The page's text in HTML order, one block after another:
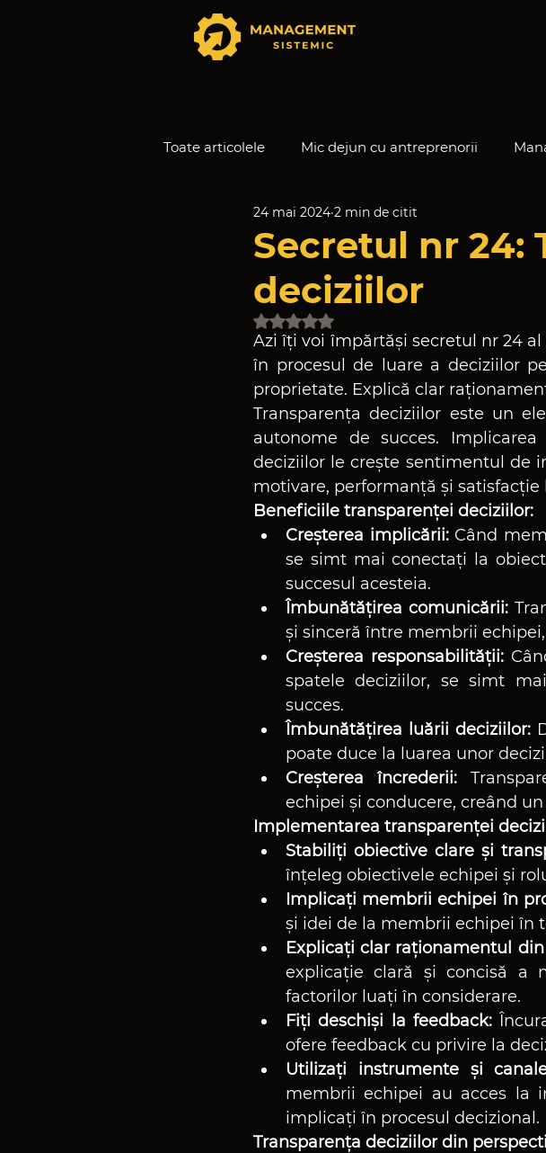
Toate articolele Mic dejun cu antreprenorii
Secretele Echipelor Autonome
Secretul nr 24:
deciziilor
24 mai 2024 2 min de citit
Evaluat(ă) cu NaN din 5 stele.
Azi îți voi împărtăși secretul nr 24
în procesul de luare a deciziilor
proprietate. Explică clar
Transparența deciziilor este un
autonome de succes.
deciziilor le crește sentimentul de
motivare, performanță și satisfacție
Beneficiile transparenței deciziilor:
Creșterea implicării: Când
se simt mai conectați la
succesul acesteia.
Îmbunătățirea comunicării:
și sinceră între membrii
Creșterea responsabilității:
spatele deciziilor, se simt
succes.
Îmbunătățirea luării deciziilor:
poate duce la luarea unor
Creșterea încrederii:
echipei și conducere, creând
Implementarea transparenței
Stabiliți obiective clare și
înțeleg obiectivele echipei și
Implicați membrii echipei în
și idei de la membrii echipei în
Explicați clar raționamentul
explicație clară și concisă a
factorilor luați în considerare.
Fiți deschiși la feedback:
ofere feedback cu privire la
Utilizați instrumente și
membrii echipei au acces la
implicați în procesul decizional.
Transparența deciziilor din